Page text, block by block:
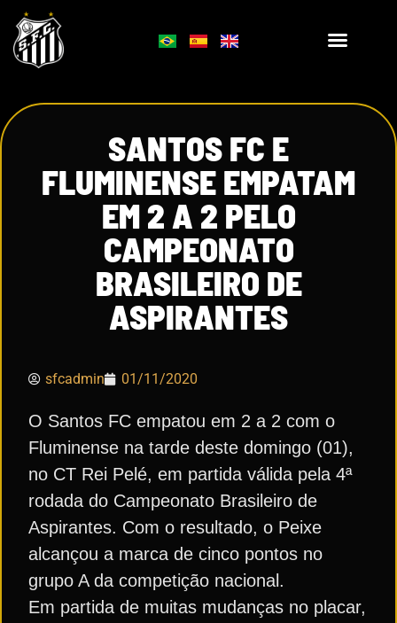
SANTOS FC E
FLUMINENSE EMPATAM
EM 2 A 2 PELO
CAMPEONATO
BRASILEIRO DE
ASPIRANTES
sfcadmin 01/11/2020
O Santos FC empatou em 2 a 2 com o
Fluminense na tarde deste domingo (01),
no CT Rei Pelé, em partida válida pela 4ª
rodada do Campeonato Brasileiro de
Aspirantes. Com o resultado, o Peixe
alcançou a marca de cinco pontos no
grupo A da competição nacional.
Em partida de muitas mudanças no placar,